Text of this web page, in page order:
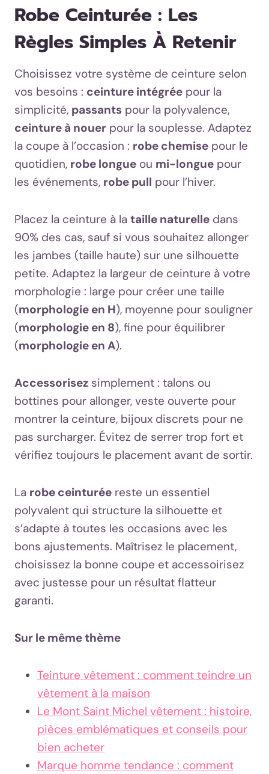
Robe Ceinturée : Les
Règles Simples À Retenir
Choisissez votre système de ceinture selon
vos besoins : ceinture intégrée pour la
simplicité, passants pour la polyvalence,
ceinture à nouer pour la souplesse. Adaptez
la coupe à l’occasion : robe chemise pour le
quotidien, robe longue ou mi-longue pour
les événements, robe pull pour l’hiver.
Placez la ceinture à la taille naturelle dans
90% des cas, sauf si vous souhaitez allonger
les jambes (taille haute) sur une silhouette
petite. Adaptez la largeur de ceinture à votre
morphologie : large pour créer une taille
(morphologie en H), moyenne pour souligner
(morphologie en 8), fine pour équilibrer
(morphologie en A).
Accessorisez simplement : talons ou
bottines pour allonger, veste ouverte pour
montrer la ceinture, bijoux discrets pour ne
pas surcharger. Évitez de serrer trop fort et
vérifiez toujours le placement avant de sortir.
La robe ceinturée reste un essentiel
polyvalent qui structure la silhouette et
s’adapte à toutes les occasions avec les
bons ajustements. Maîtrisez le placement,
choisissez la bonne coupe et accessoirisez
avec justesse pour un résultat flatteur
garanti.
Sur le même thème
Teinture vêtement : comment teindre un
vêtement à la maison
Le Mont Saint Michel vêtement : histoire,
pièces emblématiques et conseils pour
bien acheter
Marque homme tendance : comment